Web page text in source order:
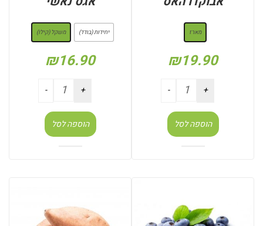
מארז
₪19.90
הוספה לסל
יחידות (בודד) משקל (קילו)
₪16.90
הוספה לסל